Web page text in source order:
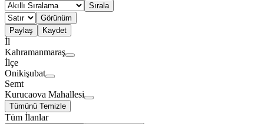
Sırala
Görünüm
Paylaş
Kaydet
İl
Kahramanmaraş
İlçe
Onikişubat
Semt
Kurucaova Mahallesi
Tümünü Temizle
Tüm İlanlar